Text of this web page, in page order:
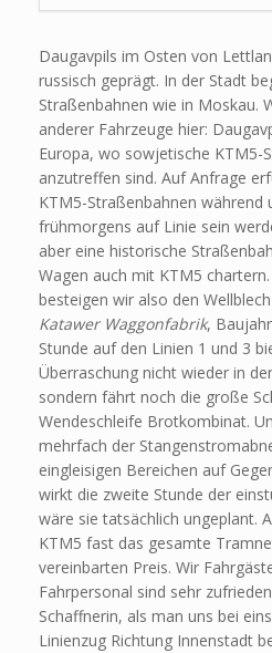
Daugavpils im Osten von
russisch geprägt. In der Stadt
Straßenbahnen wie in Moskau.
anderer Fahrzeuge hier:
Europa, wo sowjetische KTM5-
anzutreffen sind. Auf Anfrage
KTM5-Straßenbahnen während
frühmorgens auf Linie sein
aber eine historische
Wagen auch mit KTM5
besteigen wir also den
Katawer Waggonfabrik,
Stunde auf den Linien 1 und 3
Überraschung nicht wieder in
sondern fährt noch die große
Wendeschleife Brotkombinat.
mehrfach der
eingleisigen Bereichen auf
wirkt die zweite Stunde der
wäre sie tatsächlich ungeplant.
KTM5 fast das gesamte
vereinbarten Preis. Wir
Fahrpersonal sind sehr
Schaffnerin, als man uns bei
Linienzug Richtung Innenstadt